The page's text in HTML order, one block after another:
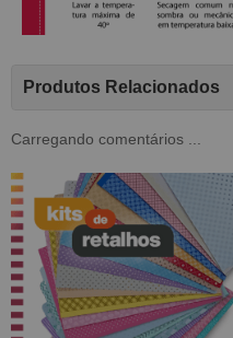
Produtos Relacionados
Carregando comentários ...